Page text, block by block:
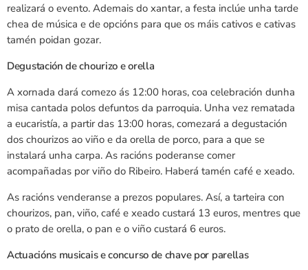
realizará o evento. Ademais do xantar, a festa inclúe unha tarde
chea de música e de opcións para que os máis cativos e cativas
tamén poidan gozar.
Degustación de chourizo e orella
A xornada dará comezo ás 12:00 horas, coa celebración dunha
misa cantada polos defuntos da parroquia. Unha vez rematada
a eucaristía, a partir das 13:00 horas, comezará a degustación
dos chourizos ao viño e da orella de porco, para a que se
instalará unha carpa. As racións poderanse comer
acompañadas por viño do Ribeiro. Haberá tamén café e xeado.
As racións venderanse a prezos populares. Así, a tarteira con
chourizos, pan, viño, café e xeado custará 13 euros, mentres que
o prato de orella, o pan e o viño custará 6 euros.
Actuacións musicais e concurso de chave por parellas